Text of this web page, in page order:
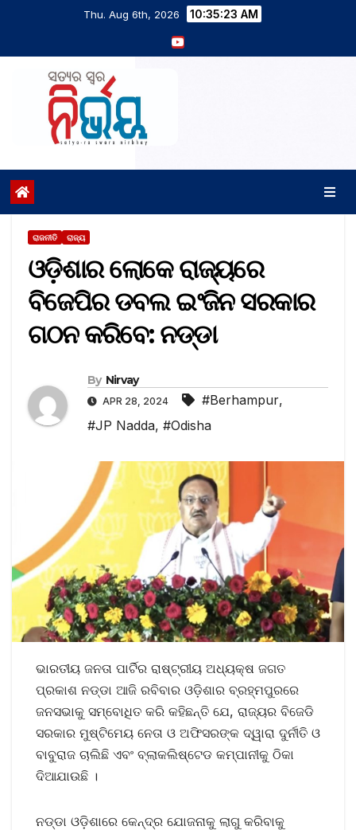
Thu. Aug 6th, 2026 10:35:24 AM
ରାଜନୀତି ରାଜ୍ୟ
ଓଡ଼ିଶାର ଲୋକେ ରାଜ୍ୟରେ
ବିଜେପିର ଡବଲ ଇଂଜିନ ସରକାର
ଗଠନ କରିବେ: ନଡ୍ଡା
By Nirvay
APR 28, 2024 #Berhampur,
#JP Nadda, #Odisha
ଭାରତୀୟ ଜନତା ପାର୍ଟିର ରାଷ୍ଟ୍ରୀୟ ଅଧ୍ୟକ୍ଷ ଜଗତ
ପ୍ରକାଶ ନଡ୍ଡା ଆଜି ରବିବାର ଓଡ଼ିଶାର ବ୍ରହ୍ମପୁରରେ
ଜନସଭାକୁ ସମ୍ବୋଧିତ କରି କହିଛନ୍ତି ଯେ, ରାଜ୍ୟର ବିଜେଡି
ସରକାର ମୁଷ୍ଟିମେୟ ନେତା ଓ ଅଫିସରଙ୍କ ଦ୍ୱାରା ଦୁର୍ନୀତି ଓ
ବାବୁରାଜ ଚାଲିଛି ଏବଂ ବ୍ଲାକଲିଷ୍ଟେଡ କମ୍ପାନୀକୁ ଠିକା
ଦିଆଯାଉଛି ।
ନଡ୍ଡା ଓଡ଼ିଶାରେ କେନ୍ଦ୍ର ଯୋଜନାକୁ ଲାଗୁ କରିବାକୁ